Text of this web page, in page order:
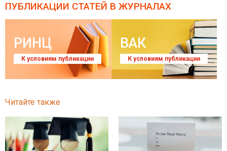
ПУБЛИКАЦИИ СТАТЕЙ В ЖУРНАЛАХ
РИНЦ
К условиям публикации
ВАК
К условиям публикации
Читайте также